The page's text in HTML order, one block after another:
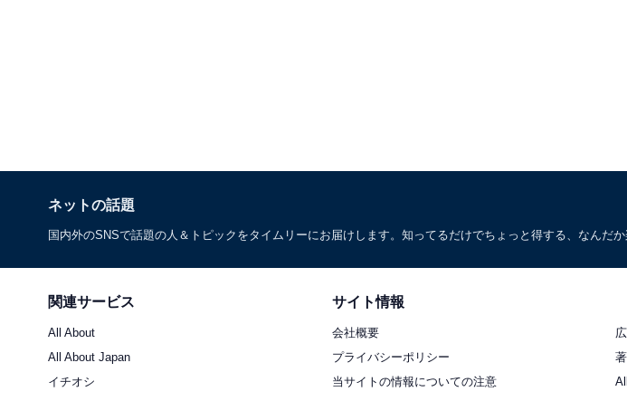
ネットの話題
国内外のSNSで話題の人＆トピックをタイムリーにお届けします。知ってるだけでちょっと得する、なんだ
関連サービス
All About
All About Japan
イチオシ
サイト情報
会社概要
プライバシーポリシー
当サイトの情報についての注意